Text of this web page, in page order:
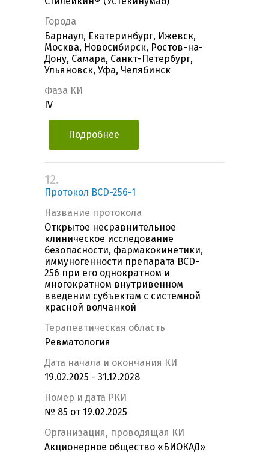
Города
Барнаул, Екатеринбург, Ижевск,
Москва, Новосибирск, Ростов-на-
Дону, Самара, Санкт-Петербург,
Ульяновск, Уфа, Челябинск
Фаза КИ
IV
Подробнее
12.
Протокол BCD-256-1
Название протокола
Открытое несравнительное
клиническое исследование
безопасности, фармакокинетики,
иммуногенности препарата BCD-
256 при его однократном и
многократном внутривенном
введении субъектам с системной
красной волчанкой
Терапевтическая область
Ревматология
Дата начала и окончания КИ
19.02.2025 - 31.12.2028
Номер и дата РКИ
№ 85 от 19.02.2025
Организация, проводящая КИ
Акционерное общество «БИОКАД»